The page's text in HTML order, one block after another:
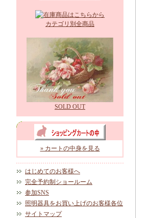
カテゴリ別全商品
SOLD OUT
» カートの中身を見る
はじめてのお客様へ
完全予約制ショールーム
参加SNS
照明器具をお買い上げのお客様各位
サイトマップ